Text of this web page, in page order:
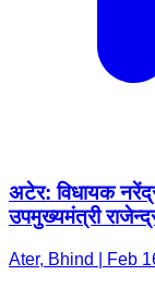
अटेर: विधायक
उपमुख्यमंत्री
Ater, Bhind | Feb